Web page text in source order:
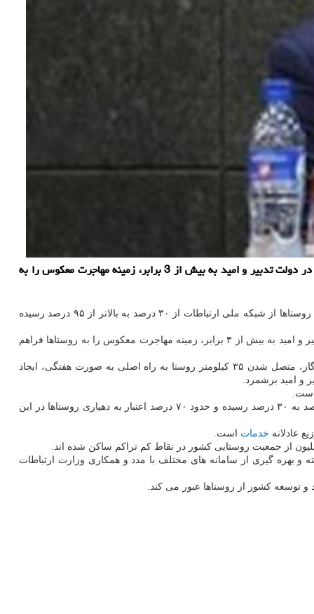
به گزارش سایت شیك چهارمحال و بختیاری معاون توسعه روستایی و مناطق محروم رئیس جمهور اظهار داشت: توسعه شبكه ملی اطلاعات در روستاها در دولت تدبیر و امید به بیش از 3 برابر، زمینه مهاجرت معكوس را به
محمد امید ۲۴ خردادماه در آیین رونمایی از دسترسی ۱۰۳۴ روستا در سطح کشور به شبکه ملی اطلاعات اظهار نمود: در دولت یازدهم و دوازدهم، سهم روستاها از شبکه ملی ارتباطات از ۳۰ درصد به بالاتر از ۹۵ درصد رسیده
وی با اعلان اینکه ارتباط بیش از ۱۰۰۰ روستا با شبکه ملی اطلاعات فراهم گشته است، اضافه کرد: توسعه شبکه ملی اطلاعات در روستاها در دولت تدبیر و امید به بیش از ۳ برابر، زمینه مهاجرت معکوس را به روستاها فراهم
معاون توسعه روستایی و مناطق محروم رئیس جمهور، متصل شدن ۴۰ روستا در هفته به شبکه آبرسانی، دسترسی ۸۵ درصد از روستاهای کشور به گاز، متصل شدن ۳۵ کیلومتر روستا به راه اصلی به صورت هفتگی، ایجاد
و امید برشمرد.
روستایی، دام و ایجاد گلخانه اقدامات موثری صورت گرفته است، اظهار نمود: سهم اشتغال روستائیان از ۵ درصد به ۳۰ درصد رسیده و حدود ۷۰ درصد اعتبار به دهیاری روستاها در این
عادلانه خدمات است.
ای صورت گرفته و بهره گیری از سامانه های مختلف با مدد و همکاری وزارت ارتباطات